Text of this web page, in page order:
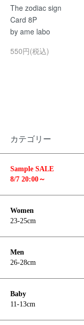
The zodiac sign
Card 8P
by ame labo
550円(税込)
カテゴリー
Sample SALE
8/7 20:00～
Women
23-25cm
Men
26-28cm
Baby
11-13cm